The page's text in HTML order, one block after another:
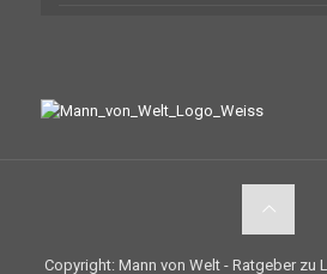
Copyright: Mann von Welt - Ratgeber zu